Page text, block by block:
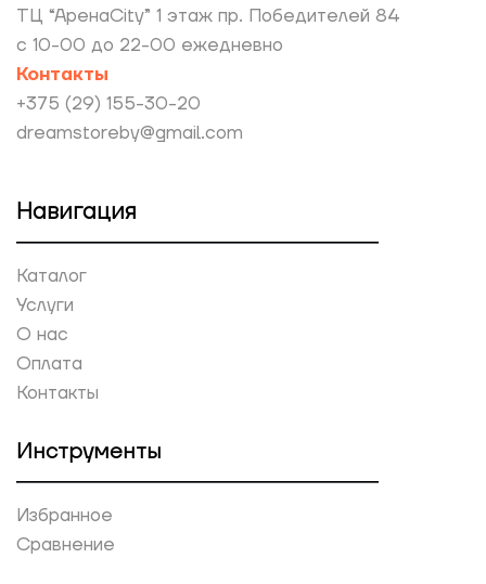
ТЦ “АренаCity” 1 этаж пр. Победителей 84
с 10-00 до 22-00 ежедневно
Контакты
+375 (29) 155-30-20
dreamstoreby@gmail.com
Навигация
Каталог
Услуги
О нас
Оплата
Контакты
Инструменты
Избранное
Сравнение